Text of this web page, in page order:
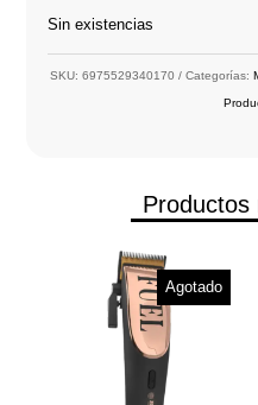
Sin existencias
SKU: 6975529340170 Categorías:
Productos
Agotado